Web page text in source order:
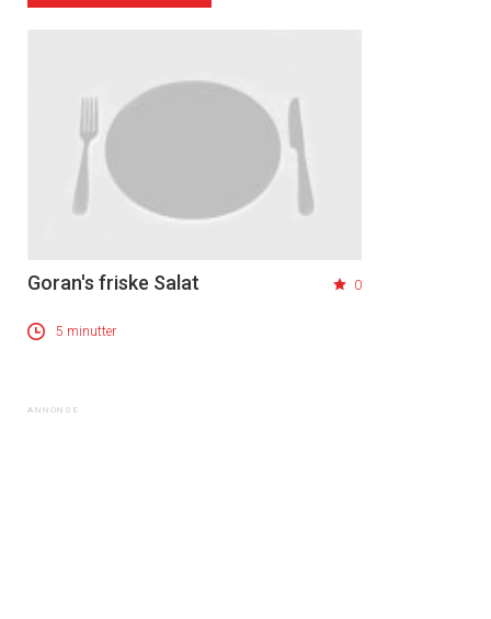
Goran's friske Salat 0
5 minutter